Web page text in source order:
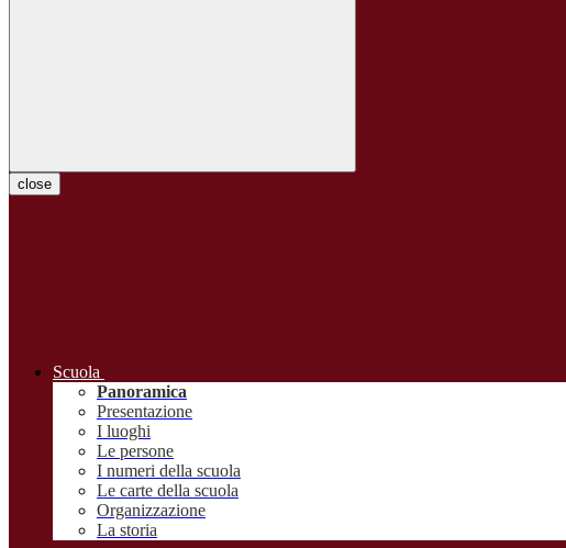
close
Scuola
Panoramica
Presentazione
I luoghi
Le persone
I numeri della scuola
Le carte della scuola
Organizzazione
La storia